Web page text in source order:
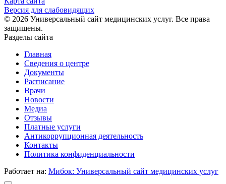
Версия для слабовидящих
© 2026 Универсальный сайт медицинских услуг. Все права
защищены.
Разделы сайта
Главная
Сведения о центре
Документы
Расписание
Врачи
Новости
Медиа
Отзывы
Платные услуги
Антикоррупционная деятельность
Контакты
Политика конфиденциальности
Работает на: Мибок: Универсальный сайт медицинских услуг